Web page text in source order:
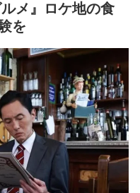
メ』ロケ地の食
を